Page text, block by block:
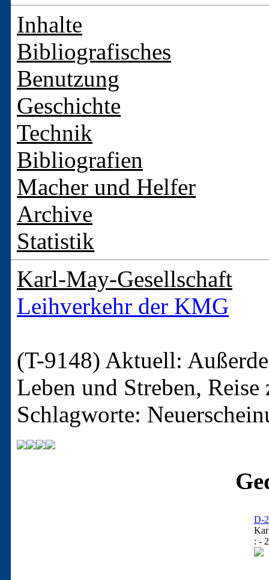
Inhalte
Bibliografisches
Benutzung
Geschichte
Technik
Bibliografien
Macher und Helfer
Archive
Statistik
Karl-May-Gesellschaft
Leihverkehr der KMG
(T-9148) Aktuell:
Leben und Streben,
Schlagworte:
D-
: -